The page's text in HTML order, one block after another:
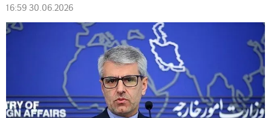
16:59 30.06.2026